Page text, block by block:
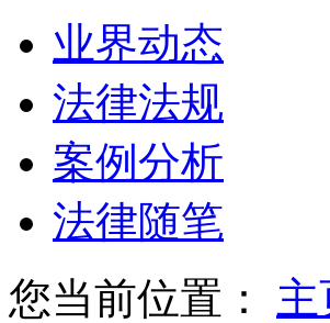
业界动态
法律法规
案例分析
法律随笔
您当前位置： 主